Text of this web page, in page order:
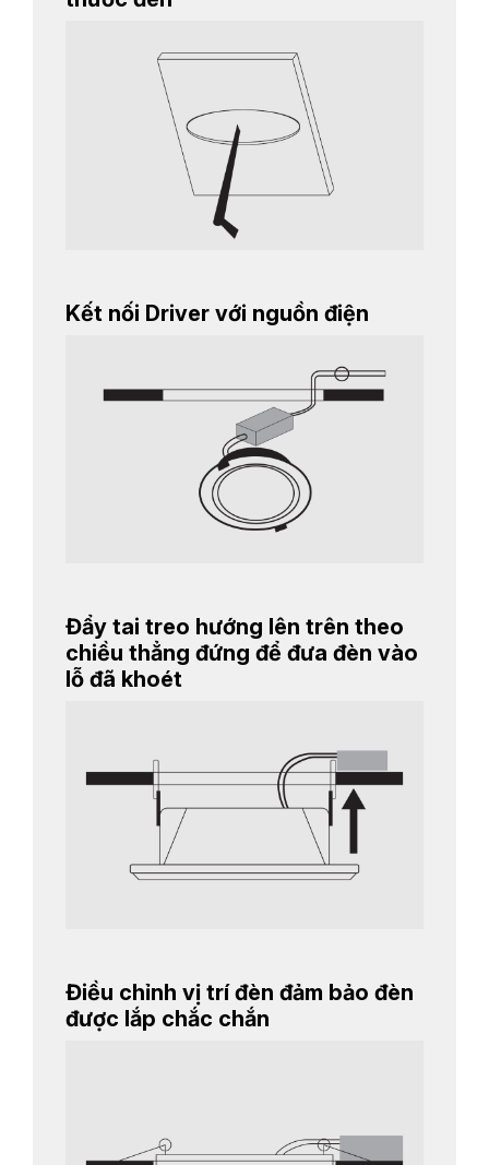
Kết nối Driver với nguồn điện
Đẩy tai treo hướng lên trên theo
chiều thẳng đứng để đưa đèn vào
lỗ đã khoét
Điều chỉnh vị trí đèn đảm bảo đèn
được lắp chắc chắn